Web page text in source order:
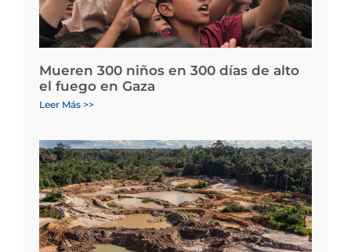
Mueren 300 niños en 300 días de alto
el fuego en Gaza
Leer Más >>